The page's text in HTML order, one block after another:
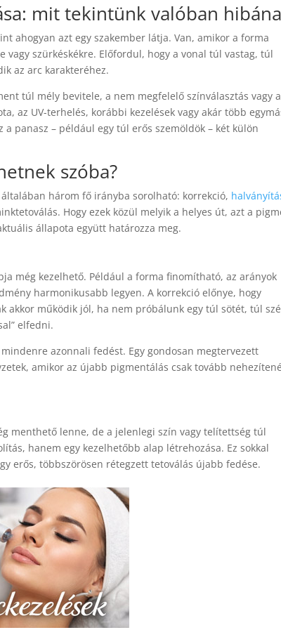
mit tekintünk valóban
ahogyan azt egy szakember látja. Van, amikor a forma
szürkéskékre. Előfordul, hogy a vonal túl vastag, túl
az arc karakteréhez.
túl mély bevitele, a nem megfelelő színválasztás vagy a
az UV-terhelés, korábbi kezelések vagy akár több
panasz – például egy túl erős szemöldök – két külön
szóba?
három fő irányba sorolható: korrekció,
Hogy ezek közül melyik a helyes út, azt a
állapota együtt határozza meg.
még kezelhető. Például a forma finomítható, az arányok
harmonikusabb legyen. A korrekció előnye, hogy
akkor működik jól, ha nem próbálunk egy túl sötét, túl
elfedni.
azonnali fedést. Egy gondosan megtervezett
amikor az újabb pigmentálás csak tovább
menthető lenne, de a jelenlegi szín vagy telítettség túl
hanem egy kezelhetőbb alap létrehozása. Ez sokkal
erős, többszörösen rétegzett tetoválás újabb fedése.